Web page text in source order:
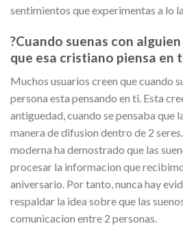
sentimientos que experimentas a lo
?Cuando suenas con
que esa cristiano piensa en
Muchos usuarios creen que cuando
persona esta pensando en ti. Esta
antiguedad, cuando se pensaba que
manera de difusion dentro de 2
moderna ha demostrado que las
procesar la informacion que
aniversario. Por tanto, nunca hay
respaldar la idea sobre que las
comunicacion entre 2 personas.